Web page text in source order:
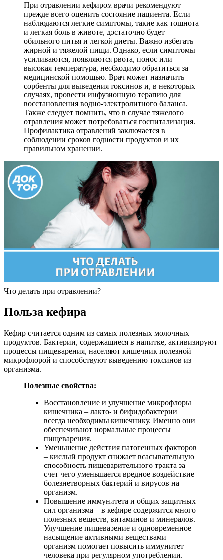
При отравлении кефиром врачи рекомендуют
прежде всего оценить состояние пациента. Если
наблюдаются легкие симптомы, такие как тошнота
и легкая боль в животе, достаточно будет
обильного питья и легкой диеты. Важно избегать
жирной и тяжелой пищи. Однако, если симптомы
усиливаются, появляются рвота, понос или
высокая температура, необходимо обратиться за
медицинской помощью. Врач может назначить
сорбенты для выведения токсинов и, в некоторых
случаях, провести инфузионную терапию для
восстановления водно-электролитного баланса.
Также следует помнить, что в случае тяжелого
отравления может потребоваться госпитализация.
Профилактика отравлений заключается в
соблюдении сроков годности продуктов и их
правильном хранении.
Что делать при отравлении?
Польза кефира
Кефир считается одним из самых полезных молочных
продуктов. Бактерии, содержащиеся в напитке, активизируют
процессы пищеварения, населяют кишечник полезной
микрофлорой и способствуют выведению токсинов из
организма.
Полезные свойства:
Восстановление и улучшение микрофлоры
кишечника – лакто- и бифидобактерии
всегда необходимы кишечнику. Именно они
обеспечивают нормальные процессы
пищеварения.
Уменьшение действия патогенных факторов
– кислый продукт снижает всасывательную
способность пищеварительного тракта за
счет чего уменьшается вредное воздействие
болезнетворных бактерий и вирусов на
организм.
Повышение иммунитета и общих защитных
сил организма – в кефире содержится много
полезных веществ, витаминов и минералов.
Улучшение пищеварение и одновременное
насыщение активными веществами
организм помогает повысить иммунитет
человека при регулярном употреблении.